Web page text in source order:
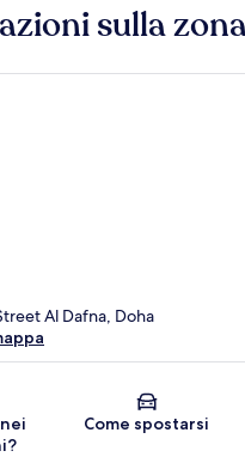
sulla
Mappa
Al Dafna, Doha
nei
Come spostarsi